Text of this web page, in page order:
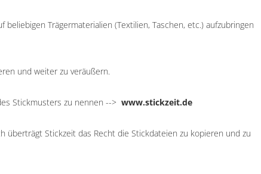
Trägermaterialien (Textilien, Taschen, etc.) aufzubringen
und weiter zu veräußern.
Stickmusters zu nennen --> www.stickzeit.de
überträgt Stickzeit das Recht die Stickdateien zu kopieren und zu